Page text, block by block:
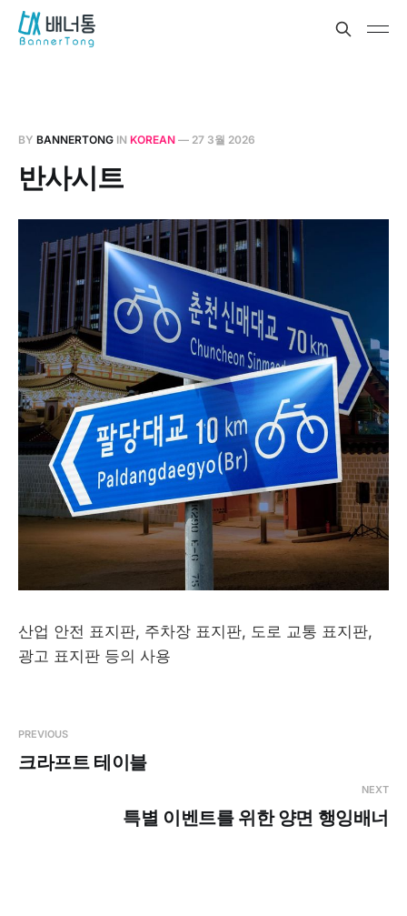
BY BANNERTONG IN KOREAN — 27 3월 2026
반사시트
산업 안전 표지판, 주차장 표지판, 도로 교통 표지판,
광고 표지판 등의 사용
PREVIOUS
크라프트 테이블
NEXT
특별 이벤트를 위한 양면 행잉배너